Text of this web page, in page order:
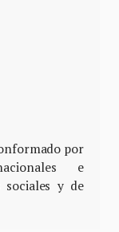
por
e
sociales y de